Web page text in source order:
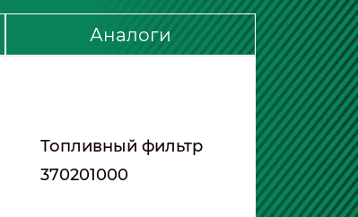
Аналоги
Топливный фильтр
370201000